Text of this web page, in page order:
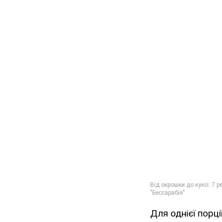
Для однієї